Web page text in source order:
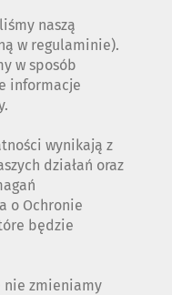
naszą
w regulaminie).
w sposób
informacje
wynikają z
działań oraz
o Ochronie
będzie
nie zmieniamy